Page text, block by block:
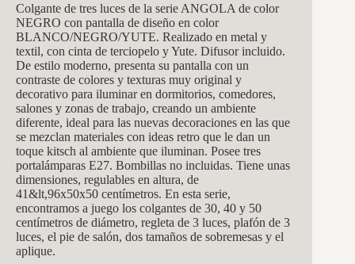
Colgante de tres luces de la serie ANGOLA de color
NEGRO con pantalla de diseño en color
BLANCO/NEGRO/YUTE. Realizado en metal y
textil, con cinta de terciopelo y Yute. Difusor incluido.
De estilo moderno, presenta su pantalla con un
contraste de colores y texturas muy original y
decorativo para iluminar en dormitorios, comedores,
salones y zonas de trabajo, creando un ambiente
diferente, ideal para las nuevas decoraciones en las que
se mezclan materiales con ideas retro que le dan un
toque kitsch al ambiente que iluminan. Posee tres
portalámparas E27. Bombillas no incluidas. Tiene unas
dimensiones, regulables en altura, de
41&lt,96x50x50 centímetros. En esta serie,
encontramos a juego los colgantes de 30, 40 y 50
centímetros de diámetro, regleta de 3 luces, plafón de 3
luces, el pie de salón, dos tamaños de sobremesas y el
aplique.